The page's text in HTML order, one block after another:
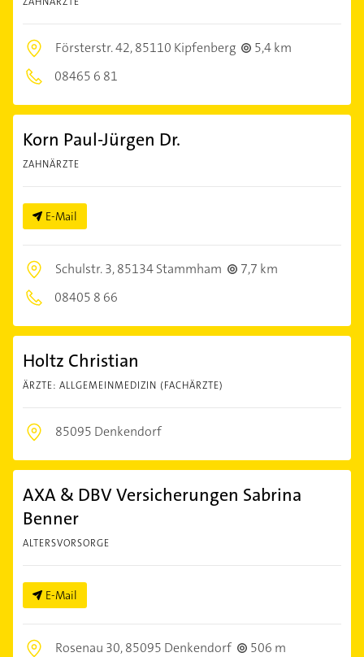
Försterstr. 42,85110 Kipfenberg
5,4 km
08465 6 81
Korn Paul-Jürgen Dr.
ZAHNÄRZTE
E-Mail
Schulstr. 3,85134 Stammham
7,7 km
08405 8 66
Holtz Christian
ÄRZTE: ALLGEMEINMEDIZIN (FACHÄRZTE)
85095 Denkendorf
AXA & DBV Versicherungen Sabrina
Benner
ALTERSVORSORGE
E-Mail
Rosenau 30,85095 Denkendorf
506 m